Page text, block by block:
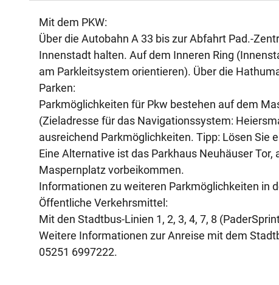
Mit dem PKW:
Über die Autobahn A 33 bis zur Abfahrt Pad.-
Innenstadt halten. Auf dem Inneren Ring
am Parkleitsystem orientieren). Über die
Parken:
Parkmöglichkeiten für Pkw bestehen auf dem
(Zieladresse für das Navigationssystem:
ausreichend Parkmöglichkeiten. Tipp: Lösen Sie
Eine Alternative ist das Parkhaus Neuhäuser
Maspernplatz vorbeikommen.
Informationen zu weiteren Parkmöglichkeiten in
Öffentliche Verkehrsmittel:
Mit den Stadtbus-Linien 1, 2, 3, 4, 7, 8
Weitere Informationen zur Anreise mit dem
05251 6997222.